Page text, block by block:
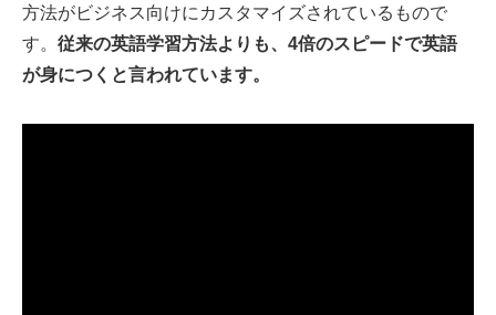
方法がビジネス向けにカスタマイズされているもので
す。 従来の英語学習方法よりも、4倍のスピードで英語
が身につくと言われています。